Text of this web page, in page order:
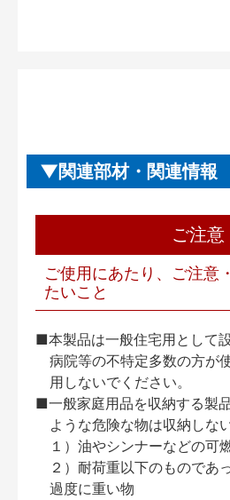
関連部材・関連情報
ご注意
ご使用にあたり、ご注意
たいこと
■本製品は一般住宅用として
病院等の不特定多数の方が
用しないでください。
■一般家庭用品を収納する製
ような危険な物は収納しな
１）油やシンナーなどの可
２）耐荷重以下のものであ
過度に重い物